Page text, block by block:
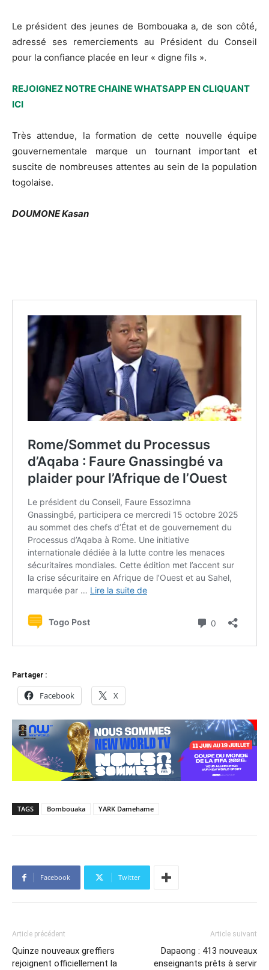
Le président des jeunes de Bombouaka a, de son côté,
adressé ses remerciements au Président du Conseil
pour la confiance placée en leur « digne fils ».
REJOIGNEZ NOTRE CHAINE WHATSAPP EN CLIQUANT
ICI
Très attendue, la formation de cette nouvelle équipe
gouvernementale marque un tournant important et
suscite de nombreuses attentes au sein de la population
togolaise.
DOUMONE Kasan
Partager :
Facebook X
TAGS Bombouaka YARK Damehame
Facebook Twitter
Article précédent
Quinze nouveaux greffiers
rejoignent officiellement la
Article suivant
Dapaong : 413 nouveaux
enseignants prêts à servir